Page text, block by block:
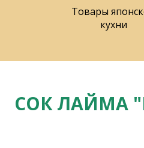
Товары
кухни
СОК ЛАЙМА